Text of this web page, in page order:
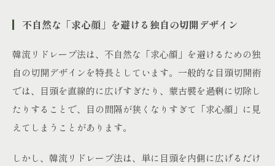
不自然な「求心顔」を避ける独自の切開デザイン
韓流リドレープ法は、不自然な「求心顔」を避けるための独
自の切開デザインを特長としています。一般的な目頭切開術
では、目頭を直線的に広げすぎたり、蒙古襞を過剰に切除し
たりすることで、目の間隔が狭くなりすぎて「求心顔」に見
えてしまうことがあります。
しかし、韓流リドレープ法は、単に目頭を内側に広げるだけ